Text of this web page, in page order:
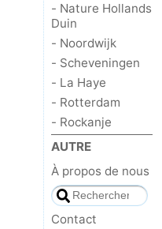
- Nature Hollands
Duin
- Noordwijk
- Scheveningen
- La Haye
- Rotterdam
- Rockanje
AUTRE
À propos de nous
Contact